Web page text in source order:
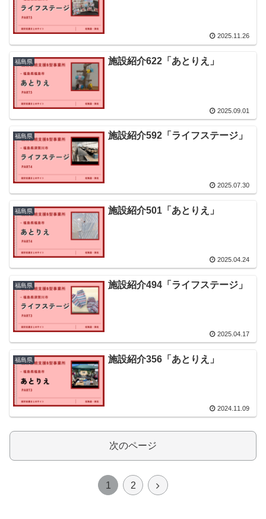
2025.11.26
福島県 施設紹介622「あとりえ」
2025.09.01
福島県 施設紹介592「ライフステージ」
2025.07.30
福島県 施設紹介501「あとりえ」
2025.04.24
福島県 施設紹介494「ライフステージ」
2025.04.17
福島県 施設紹介356「あとりえ」
2024.11.09
次のページ
1 2
次